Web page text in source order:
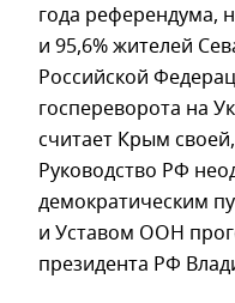
года референдума,
и 95,6% жителей
Российской
госпереворота на
считает Крым
Руководство РФ
демократическим
и Уставом ООН
президента РФ